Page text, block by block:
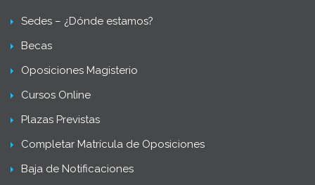
Sedes – ¿Dónde estamos?
Becas
Oposiciones Magisterio
Cursos Online
Plazas Previstas
Completar Matrícula de Oposiciones
Baja de Notificaciones